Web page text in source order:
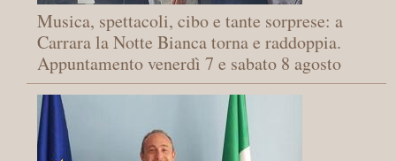
Musica, spettacoli, cibo e tante sorprese: a
Carrara la Notte Bianca torna e raddoppia.
Appuntamento venerdì 7 e sabato 8 agosto